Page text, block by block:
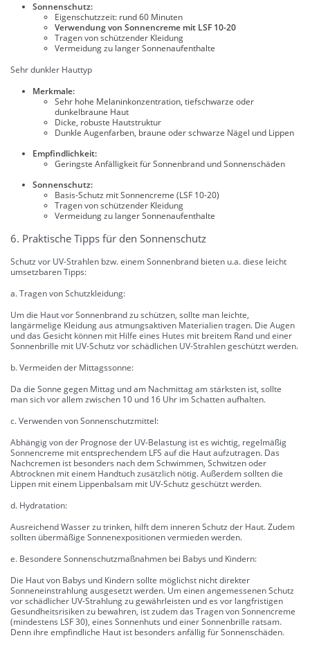
Sonnenschutz:
Eigenschutzzeit: rund 60 Minuten
Verwendung von Sonnencreme mit LSF 10-20
Tragen von schützender Kleidung
Vermeidung zu langer Sonnenaufenthalte
Sehr dunkler Hauttyp
Merkmale:
Sehr hohe Melaninkonzentration, tiefschwarze oder
dunkelbraune Haut
Dicke, robuste Hautstruktur
Dunkle Augenfarben, braune oder schwarze Nägel und Lippen
Empfindlichkeit:
Geringste Anfälligkeit für Sonnenbrand und Sonnenschäden
Sonnenschutz:
Basis-Schutz mit Sonnencreme (LSF 10-20)
Tragen von schützender Kleidung
Vermeidung zu langer Sonnenaufenthalte
6. Praktische Tipps für den Sonnenschutz
Schutz vor UV-Strahlen bzw. einem Sonnenbrand bieten u.a. diese leicht
umsetzbaren Tipps:
a. Tragen von Schutzkleidung:
Um die Haut vor Sonnenbrand zu schützen, sollte man leichte,
langärmelige Kleidung aus atmungsaktiven Materialien tragen. Die Augen
und das Gesicht können mit Hilfe eines Hutes mit breitem Rand und einer
Sonnenbrille mit UV-Schutz vor schädlichen UV-Strahlen geschützt werden.
b. Vermeiden der Mittagssonne:
Da die Sonne gegen Mittag und am Nachmittag am stärksten ist, sollte
man sich vor allem zwischen 10 und 16 Uhr im Schatten aufhalten.
c. Verwenden von Sonnenschutzmittel:
Abhängig von der Prognose der UV-Belastung ist es wichtig, regelmäßig
Sonnencreme mit entsprechendem LFS auf die Haut aufzutragen. Das
Nachcremen ist besonders nach dem Schwimmen, Schwitzen oder
Abtrocknen mit einem Handtuch zusätzlich nötig. Außerdem sollten die
Lippen mit einem Lippenbalsam mit UV-Schutz geschützt werden.
d. Hydratation:
Ausreichend Wasser zu trinken, hilft dem inneren Schutz der Haut. Zudem
sollten übermäßige Sonnenexpositionen vermieden werden.
e. Besondere Sonnenschutzmaßnahmen bei Babys und Kindern:
Die Haut von Babys und Kindern sollte möglichst nicht direkter
Sonneneinstrahlung ausgesetzt werden. Um einen angemessenen Schutz
vor schädlicher UV-Strahlung zu gewährleisten und es vor langfristigen
Gesundheitsrisiken zu bewahren, ist zudem das Tragen von Sonnencreme
(mindestens LSF 30), eines Sonnenhuts und einer Sonnenbrille ratsam.
Denn ihre empfindliche Haut ist besonders anfällig für Sonnenschäden.